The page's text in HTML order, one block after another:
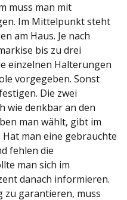
muss man mit
Im Mittelpunkt steht
am Haus. Je nach
bis zu drei
einzelnen Halterungen
vorgegeben. Sonst
Die zwei
wie denkbar an den
man wählt, gibt im
man eine gebrauchte
fehlen die
man sich im
danach informieren.
zu garantieren, muss